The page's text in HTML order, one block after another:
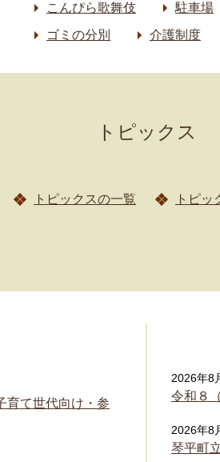
こんぴら歌舞伎 駐車場
ゴミの分別
介護制度
トピックス
トピックスの一覧 トピッ
育て世代向け・参
2026年8
令和８
2026年8
琴平町